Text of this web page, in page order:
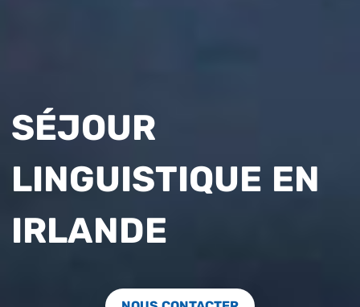
SÉJOUR
LINGUISTIQUE EN
IRLANDE